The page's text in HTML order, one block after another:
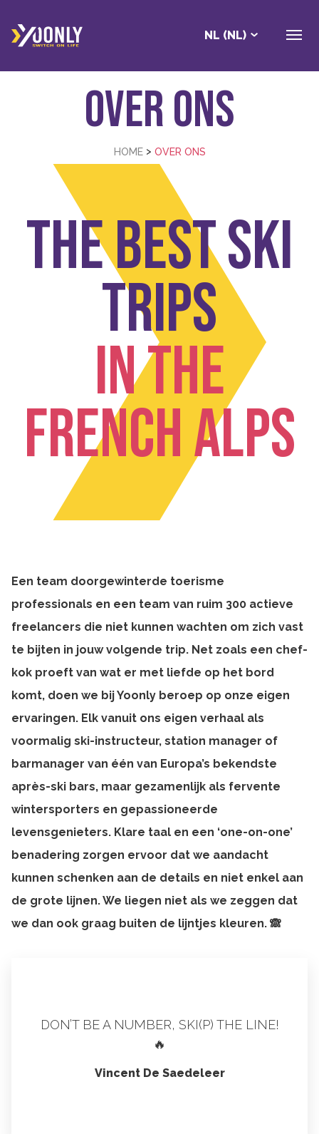
NL (NL)
Over Ons
HOME > OVER ONS
The best ski
trips
In the
French Alps
Een team doorgewinterde toerisme
professionals en een team van ruim 300 actieve
freelancers die niet kunnen wachten om zich vast
te bijten in jouw volgende trip. Net zoals een chef-
kok proeft van wat er met liefde op het bord
komt, doen we bij Yoonly beroep op onze eigen
ervaringen. Elk vanuit ons eigen verhaal als
voormalig ski-instructeur, station manager of
barmanager van één van Europa’s bekendste
après-ski bars, maar gezamenlijk als fervente
wintersporters en gepassioneerde
levensgenieters. Klare taal en een ‘one-on-one’
benadering zorgen ervoor dat we aandacht
kunnen schenken aan de details en niet enkel aan
de grote lijnen. We liegen niet als we zeggen dat
we dan ook graag buiten de lijntjes kleuren. 🙈
DON’T BE A NUMBER, SKI(P) THE LINE!
🔥
Vincent De Saedeleer